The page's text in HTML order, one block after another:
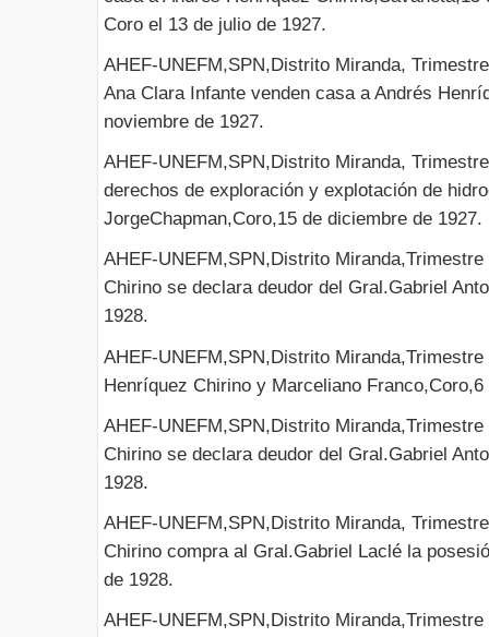
Coro el 13 de julio de 1927.
AHEF-UNEFM,SPN,Distrito Miranda,
Ana Clara Infante venden casa a Andrés
noviembre de 1927.
AHEF-UNEFM,SPN,Distrito Miranda,
derechos de exploración y explotación de
JorgeChapman,Coro,15 de diciembre de 1927.
AHEF-UNEFM,SPN,Distrito
Chirino se declara deudor del Gral.Gabriel
1928.
AHEF-UNEFM,SPN,Distrito
Henríquez Chirino y Marceliano
AHEF-UNEFM,SPN,Distrito
Chirino se declara deudor del Gral.Gabriel
1928.
AHEF-UNEFM,SPN,Distrito Miranda,
Chirino compra al Gral.Gabriel Laclé la
de 1928.
AHEF-UNEFM,SPN,Distrito